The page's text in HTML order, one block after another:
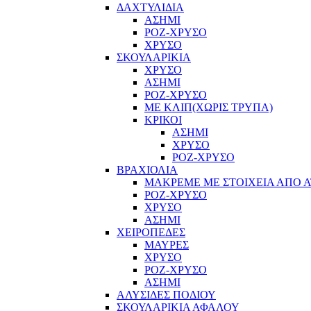
ΔΑΧΤΥΛΙΔΙΑ
ΑΣΗΜΙ
ΡΟΖ-ΧΡΥΣΟ
ΧΡΥΣΟ
ΣΚΟΥΛΑΡΙΚΙΑ
ΧΡΥΣΟ
ΑΣΗΜΙ
ΡΟΖ-ΧΡΥΣΟ
ΜΕ ΚΛΙΠ(ΧΩΡΙΣ ΤΡΥΠΑ)
ΚΡΙΚΟΙ
ΑΣΗΜΙ
ΧΡΥΣΟ
ΡΟΖ-ΧΡΥΣΟ
ΒΡΑΧΙΟΛΙΑ
ΜΑΚΡΕΜΕ ΜΕ ΣΤΟΙΧΕΙΑ ΑΠΟ
ΡΟΖ-ΧΡΥΣΟ
ΧΡΥΣΟ
ΑΣΗΜΙ
ΧΕΙΡΟΠΕΔΕΣ
ΜΑΥΡΕΣ
ΧΡΥΣΟ
ΡΟΖ-ΧΡΥΣΟ
ΑΣΗΜΙ
ΑΛΥΣΙΔΕΣ ΠΟΔΙΟΥ
ΣΚΟΥΛΑΡΙΚΙΑ ΑΦΑΛΟΥ